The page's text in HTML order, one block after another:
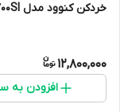
خردکن کنوود مدل CHP62.700SI
12,800,000
افزودن به